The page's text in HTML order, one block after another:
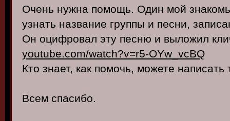
Очень нужна помощь. Один мой
узнать название группы и песни,
Он оцифровал эту песню и выложил
youtube.com/watch?v=r5-OYw_vcBQ
Кто знает, как помочь, можете написать
Всем спасибо.